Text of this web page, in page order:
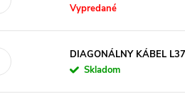
Vypredané
DIAGONÁLNY KÁBEL
Skladom